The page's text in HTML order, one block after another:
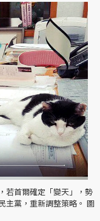
若首爾確定「變天」，勢
主黨，重新調整策略。 圖